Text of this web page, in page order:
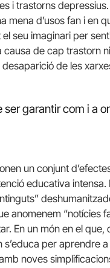
i trastorns
mena d’usos fan i en
seu imaginari per
causa de cap trastorn
de les
garantir com i a
un conjunt
educativa
anomenem “notícies
En un món en el
per aprendre
noves